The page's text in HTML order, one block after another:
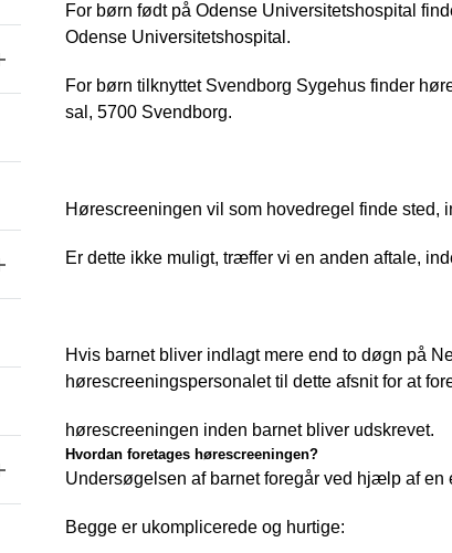
For børn født på Odense Universitetshospital
Odense Universitetshospital.
For børn tilknyttet Svendborg Sygehus finder
sal, 5700 Svendborg.
Hørescreeningen vil som hovedregel finde sted,
Er dette ikke muligt, træffer vi en anden aftale,
Hvis barnet bliver indlagt mere end to døgn på
hørescreeningspersonalet til dette afsnit for at
hørescreeningen inden barnet bliver udskrevet.
Hvordan foretages hørescreeningen?
Undersøgelsen af barnet foregår ved hjælp af en
Begge er ukomplicerede og hurtige: